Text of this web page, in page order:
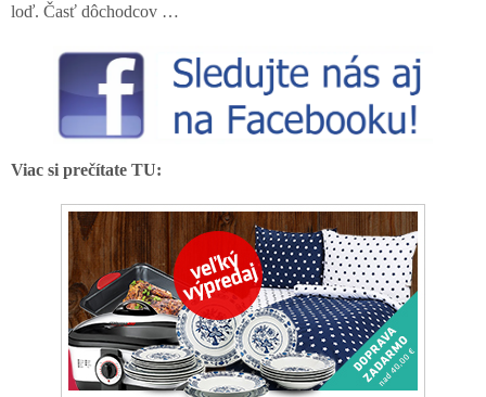
loď. Časť dôchodcov …
Viac si prečítate TU: